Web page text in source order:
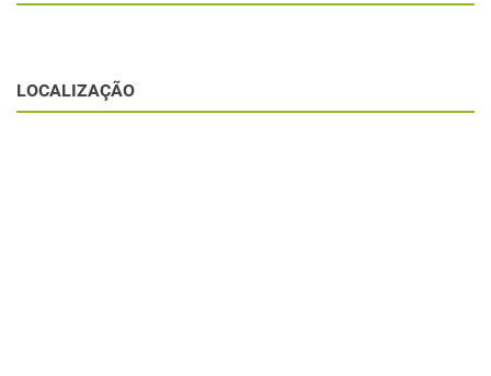
LOCALIZAÇÃO